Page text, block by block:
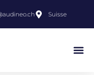
Suisse